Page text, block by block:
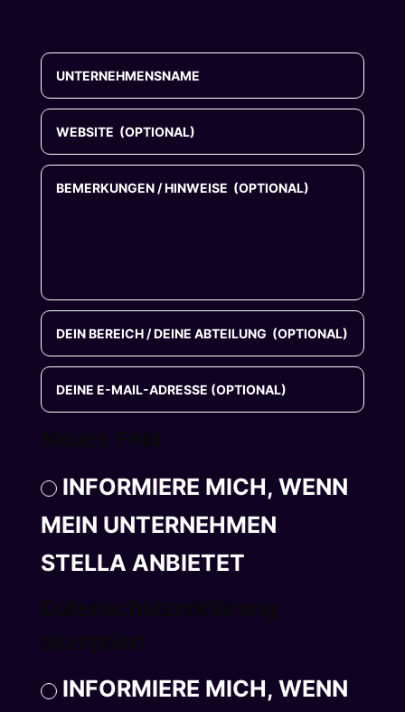
Neues Feld
INFORMIERE MICH, WENN
MEIN UNTERNEHMEN
STELLA ANBIETET
Datenschutzerklärung
akzeptiert
INFORMIERE MICH, WENN